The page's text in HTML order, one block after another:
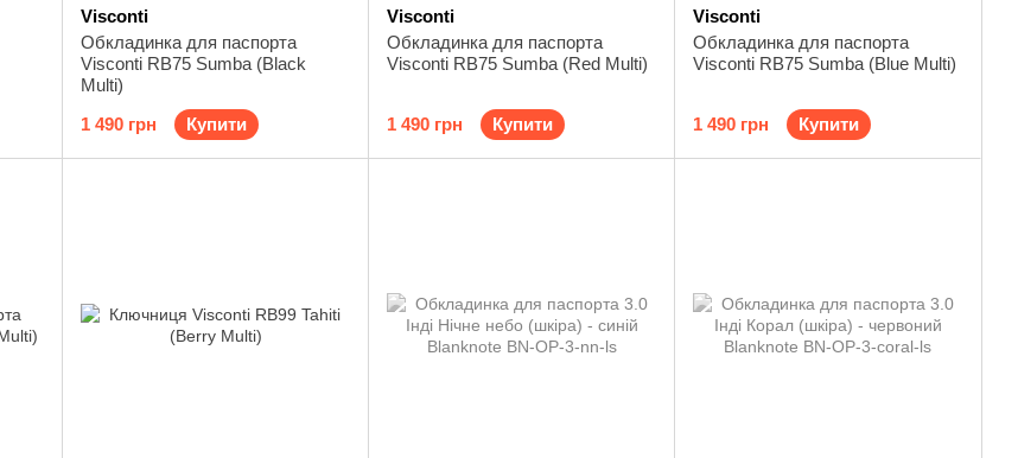
Visconti
Обкладинка для паспорта
Visconti RB75 Sumba (Black
Multi)
1 490 грн
Купити
Visconti
Обкладинка для паспорта
Visconti RB75 Sumba (Red Multi)
1 490 грн Купити
Visconti
Обкладинка для паспорта
Visconti RB75 Sumba (Blue Multi)
1 490 грн Купити